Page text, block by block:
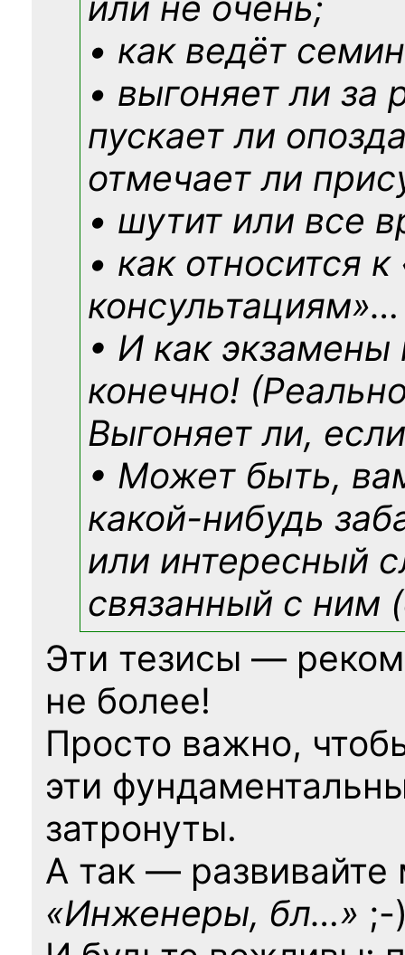
• как ведёт
• выгоняет ли за
пускает ли
отмечает ли
• шутит или все
• как относится
консультациям»…
• И как экзамены
конечно!
Выгоняет ли,
• Может быть,
какой-нибудь
или интересный
связанный с ним
Эти тезисы —
не более!
Просто важно,
эти
затронуты.
А так — развивайте
«Инженеры, бл…» ;-